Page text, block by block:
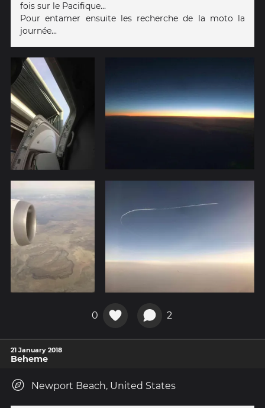
fois sur le Pacifique...
Pour entamer ensuite les recherche de la moto la
journée...
0 2
21 January 2018
Beheme
Newport Beach, United States